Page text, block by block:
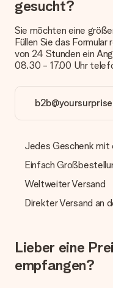
anbieten. Das
oder Päckchen
Kundenservice.
Zahlung
Wie kann ich meine
Wir bieten die folgenden
mit normaler
Kreditkarte oder auf
Geschenks jedoch um
Geschenk
Was, wenn das
erfüllt?
Lösungsvorschlag
Wird die Rechnung
gesucht?
Sie möchten eine
Füllen Sie das Formular
von 24 Stunden ein
08.30 - 17.00 Uhr
Jedes Geschenk mit
Einfach
Weltweiter Versand
Direkter Versand an
Lieber eine
empfangen?